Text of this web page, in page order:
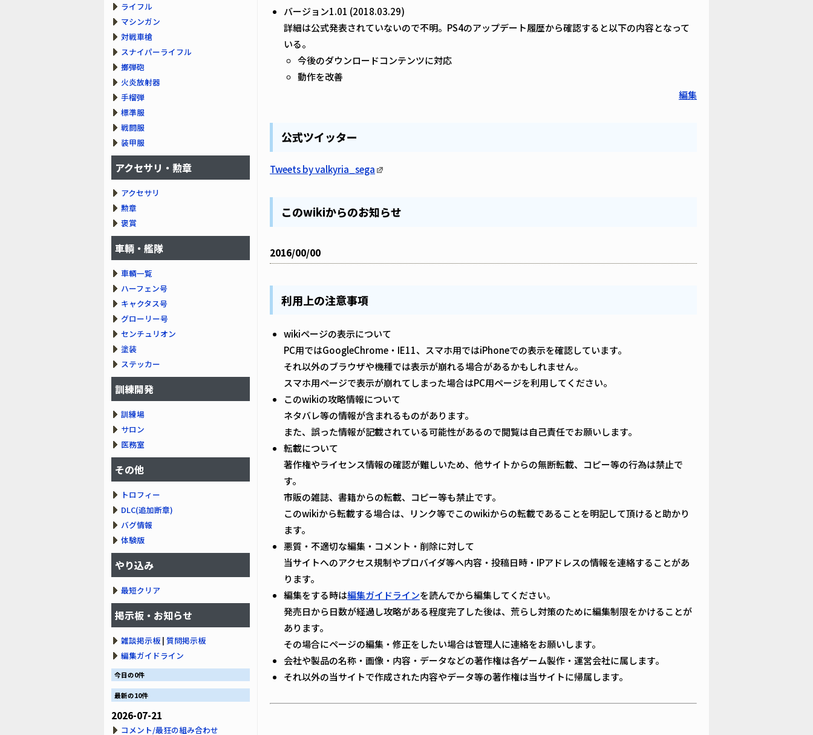
バージョン1.01 (2018.03.29)
詳細は公式発表されていないので不明。PS4のアップデート履歴から確認すると以下の内容となって
いる。
今後のダウンロードコンテンツに対応
動作を改善
編集
公式ツイッター
Tweets by valkyria_sega
このwikiからのお知らせ
2016/00/00
利用上の注意事項
wikiページの表示について
PC用ではGoogleChrome・IE11、スマホ用ではiPhoneでの表示を確認しています。
それ以外のブラウザや機種では表示が崩れる場合があるかもしれません。
スマホ用ページで表示が崩れてしまった場合はPC用ページを利用してください。
このwikiの攻略情報について
ネタバレ等の情報が含まれるものがあります。
また、誤った情報が記載されている可能性があるので閲覧は自己責任でお願いします。
転載について
著作権やライセンス情報の確認が難しいため、他サイトからの無断転載、コピー等の行為は禁止で
す。
市販の雑誌、書籍からの転載、コピー等も禁止です。
このwikiから転載する場合は、リンク等でこのwikiからの転載であることを明記して頂けると助かり
ます。
悪質・不適切な編集・コメント・削除に対して
当サイトへのアクセス規制やプロバイダ等へ内容・投稿日時・IPアドレスの情報を連絡することがあ
ります。
編集をする時は編集ガイドラインを読んでから編集してください。
発売日から日数が経過し攻略がある程度完了した後は、荒らし対策のために編集制限をかけることが
あります。
その場合にページの編集・修正をしたい場合は管理人に連絡をお願いします。
会社や製品の名称・画像・内容・データなどの著作権は各ゲーム製作・運営会社に属します。
それ以外の当サイトで作成された内容やデータ等の著作権は当サイトに帰属します。
ライフル
マシンガン
対戦車槍
スナイパーライフル
擲弾砲
火炎放射器
手榴弾
標準服
戦闘服
装甲服
アクセサリ・勲章
アクセサリ
勲章
褒賞
車輌・艦隊
車輌一覧
ハーフェン号
キャクタス号
グローリー号
センチュリオン
塗装
ステッカー
訓練開発
訓練場
サロン
医務室
その他
トロフィー
DLC(追加断章)
バグ情報
体験版
やり込み
最短クリア
掲示板・お知らせ
雑談掲示板 | 質問掲示板
編集ガイドライン
今日の0件
最新の10件
2026-07-21
コメント/最狂の組み合わせ